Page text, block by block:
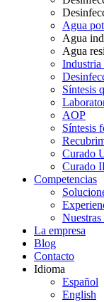
Agua
Agua
Agua
Industria
Síntesis
AOP
Síntesis
Curado
Curado
Competencias
La empresa
Blog
Contacto
Idioma
Español
English